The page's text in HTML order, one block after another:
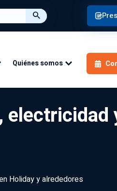
Quiénes somos
Holiday y alrededores